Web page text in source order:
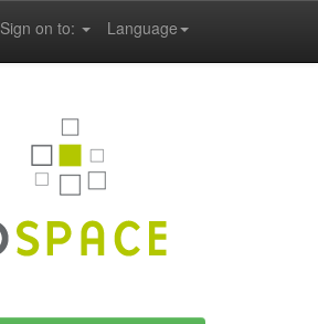
Language
Sign on to: